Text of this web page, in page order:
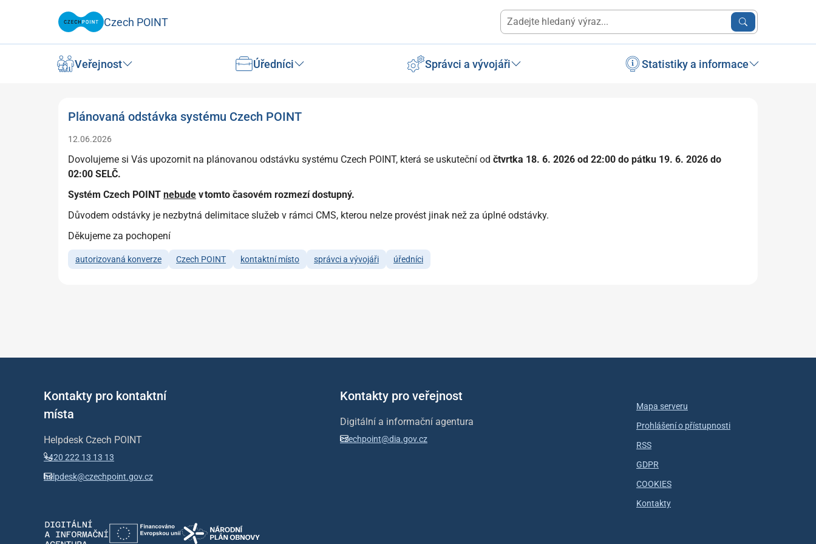
Czech POINT
Veřejnost Úředníci Správci a vývojáři Statistiky a informace
Plánovaná odstávka systému Czech POINT
12.06.2026
Dovolujeme si Vás upozornit na plánovanou odstávku systému Czech POINT, která se uskuteční od čtvrtka 18. 6. 2026 od 22:00 do pátku 19. 6. 2026 do
02:00 SELČ.
Systém Czech POINT nebude vtomto časovém rozmezí dostupný.
Důvodem odstávky je nezbytná delimitace služeb v rámci CMS, kterou nelze provést jinak než za úplné odstávky.
Děkujeme za pochopení
autorizovaná konverze Czech POINT kontaktní místo správci a vývojáři úředníci
Kontakty pro kontaktní
místa
Helpdesk Czech POINT
+420 222 13 13 13
helpdesk@czechpoint.gov.cz
Kontakty pro veřejnost
Digitální a informační agentura
czechpoint@dia.gov.cz
Mapa serveru
Prohlášení o přístupnosti
RSS
GDPR
COOKIES
Kontakty